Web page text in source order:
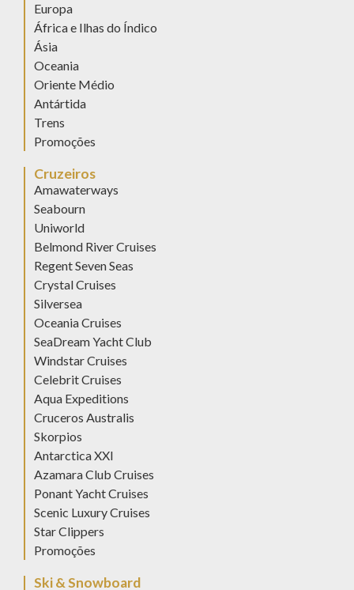
Europa
África e Ilhas do Índico
Ásia
Oceania
Oriente Médio
Antártida
Trens
Promoções
Cruzeiros
Amawaterways
Seabourn
Uniworld
Belmond River Cruises
Regent Seven Seas
Crystal Cruises
Silversea
Oceania Cruises
SeaDream Yacht Club
Windstar Cruises
Celebrit Cruises
Aqua Expeditions
Cruceros Australis
Skorpios
Antarctica XXI
Azamara Club Cruises
Ponant Yacht Cruises
Scenic Luxury Cruises
Star Clippers
Promoções
Ski & Snowboard